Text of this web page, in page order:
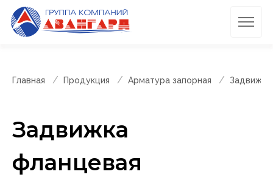
Главная Продукция Арматура запорная
Задвижка
фланцевая